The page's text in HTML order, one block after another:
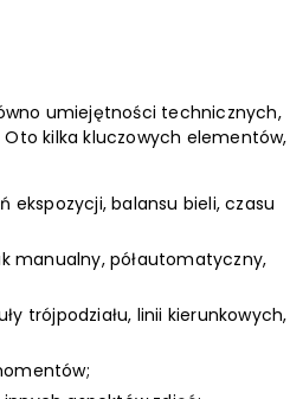
umiejętności technicznych,
kilka kluczowych elementów,
ekspozycji, balansu bieli, czasu
manualny, półautomatyczny,
trójpodziału, linii kierunkowych,